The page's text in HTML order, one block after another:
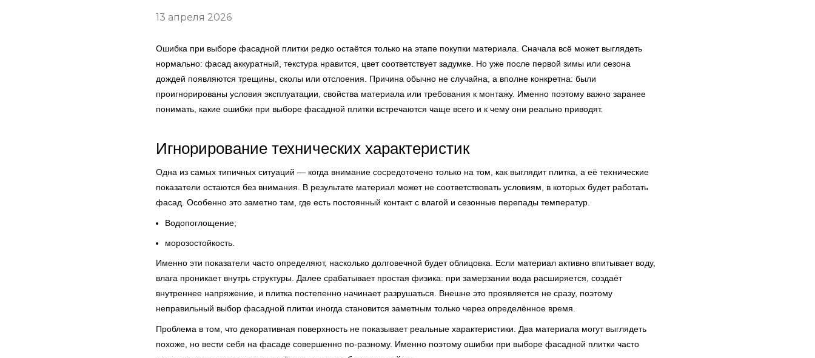
13 апреля 2026
Ошибка при выборе фасадной плитки редко остаётся только на этапе покупки материала. Сначала всё может выглядеть
нормально: фасад аккуратный, текстура нравится, цвет соответствует задумке. Но уже после первой зимы или сезона
дождей появляются трещины, сколы или отслоения. Причина обычно не случайна, а вполне конкретна: были
проигнорированы условия эксплуатации, свойства материала или требования к монтажу. Именно поэтому важно заранее
понимать, какие ошибки при выборе фасадной плитки встречаются чаще всего и к чему они реально приводят.
Игнорирование технических характеристик
Одна из самых типичных ситуаций — когда внимание сосредоточено только на том, как выглядит плитка, а её технические
показатели остаются без внимания. В результате материал может не соответствовать условиям, в которых будет работать
фасад. Особенно это заметно там, где есть постоянный контакт с влагой и сезонные перепады температур.
Водопоглощение;
морозостойкость.
Именно эти показатели часто определяют, насколько долговечной будет облицовка. Если материал активно впитывает воду,
влага проникает внутрь структуры. Далее срабатывает простая физика: при замерзании вода расширяется, создаёт
внутреннее напряжение, и плитка постепенно начинает разрушаться. Внешне это проявляется не сразу, поэтому
неправильный выбор фасадной плитки иногда становится заметным только через определённое время.
Проблема в том, что декоративная поверхность не показывает реальные характеристики. Два материала могут выглядеть
похоже, но вести себя на фасаде совершенно по-разному. Именно поэтому ошибки при выборе фасадной плитки часто